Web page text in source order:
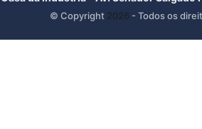
© Copyright 2026 - Todos os